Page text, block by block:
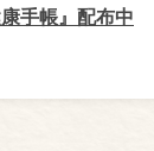
手帳』配布中